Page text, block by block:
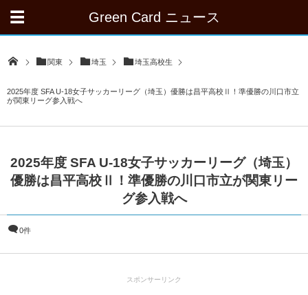
Green Card ニュース
関東 埼玉 埼玉高校生
2025年度 SFA U-18女子サッカーリーグ（埼玉）優勝は昌平高校Ⅱ！準優勝の川口市立
が関東リーグ参入戦へ
2025年度 SFA U-18女子サッカーリーグ（埼玉）
優勝は昌平高校Ⅱ！準優勝の川口市立が関東リー
グ参入戦へ
0件
スポンサーリンク